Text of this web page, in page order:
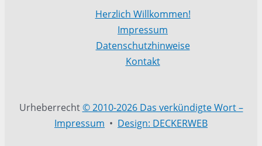
Herzlich Willkommen!
Impressum
Datenschutzhinweise
Kontakt
Urheberrecht© 2010-2026 Das verkündigte Wort –
Impressum • Design: DECKERWEB